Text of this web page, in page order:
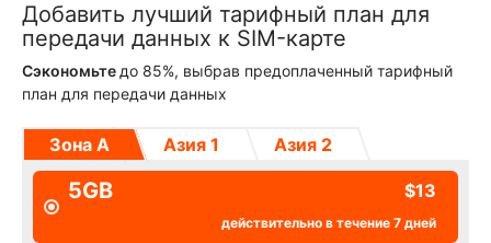
Добавить лучший тарифный план для
передачи данных к SIM-карте
Сэкономьте до 85%, выбрав предоплаченный тарифный
план для передачи данных
Зона А Азия 1 Азия 2
$13
5GB
действительно в течение 7 дней